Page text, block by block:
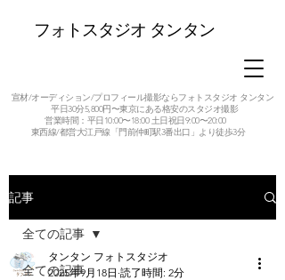
フォトスタジオ タンタン
宣材/オーディション/プロフィール撮影ならフォトスタジオ タンタン
平日30分5,800円〜東京にある格安のスタジオ撮影
営業時間：平日10:00〜18:00 土日祝日9:00〜20:00
東西線/都営大江戸線「門前仲町駅3番出口」より徒歩3分
記事
全ての記事
全ての記事
タンタン フォトスタジオ
2025年9月18日 読了時間: 2分